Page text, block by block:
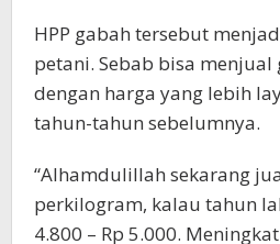
HPP gabah tersebut
petani. Sebab bisa menjual
dengan harga yang lebih
tahun-tahun sebelumnya.
“Alhamdulillah sekarang
perkilogram, kalau tahun
4.800 – Rp 5.000.